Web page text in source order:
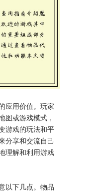
应用价值。玩家
图或游戏模式，
游戏的玩法和平
分享和交流自己
理解和利用游戏
以下几点。物品